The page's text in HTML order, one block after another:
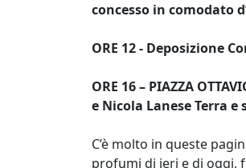
concesso in comodato
ORE 12 - Deposizione
ORE 16 – PIAZZA
e Nicola Lanese Terra
C’è molto in queste
profumi di ieri e di oggi,